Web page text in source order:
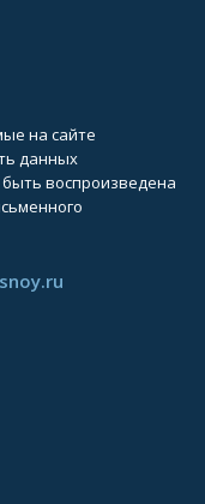
на сайте
данных
воспроизведена